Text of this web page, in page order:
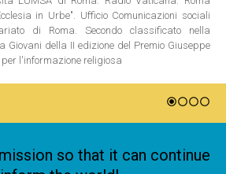
in Urbe". Ufficio Comunicazioni sociali
di Roma. Secondo classificato nella
Giovani della II edizione del Premio Giuseppe
per l'informazione religiosa